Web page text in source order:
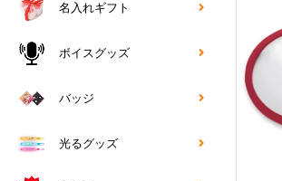
名入れギフト
ボイスグッズ
バッジ
光るグッズ